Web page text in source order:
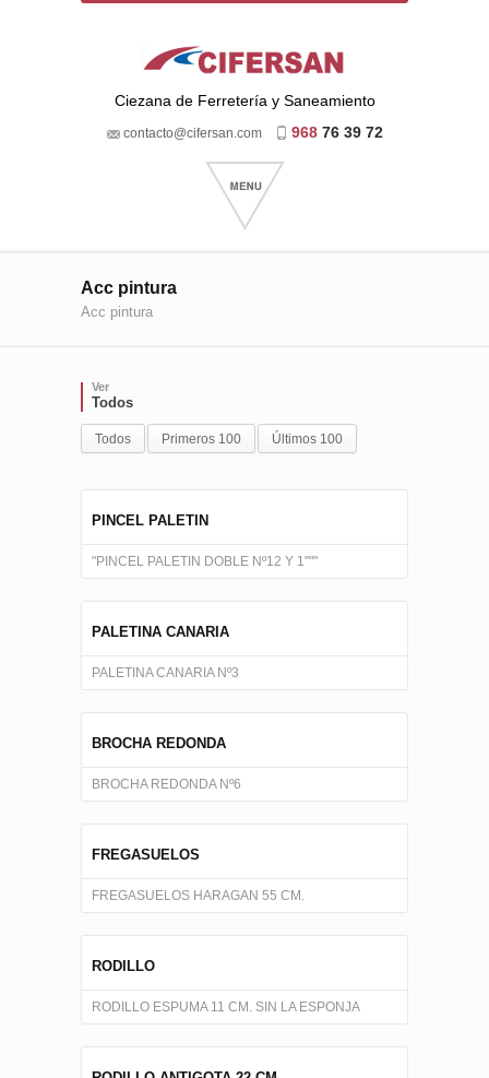
Ciezana de Ferretería y Saneamiento
contacto@cifersan.com 96876 39 72
Acc pintura
Acc pintura
Ver
Todos
Todos Primeros 100 Últimos 100
PINCEL PALETIN
"PINCEL PALETIN DOBLE Nº12 Y 1"""
PALETINA CANARIA
PALETINA CANARIA Nº3
BROCHA REDONDA
BROCHA REDONDA Nº6
FREGASUELOS
FREGASUELOS HARAGAN 55 CM.
RODILLO
RODILLO ESPUMA 11 CM. SIN LA ESPONJA